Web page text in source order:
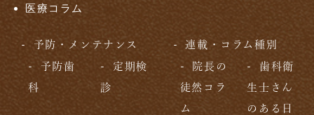
医療コラム
予防・メンテナンス
予防歯
科
定期検
診
連載・コラム種別
院長の
徒然コラ
ム
歯科衛
生士さん
のある日